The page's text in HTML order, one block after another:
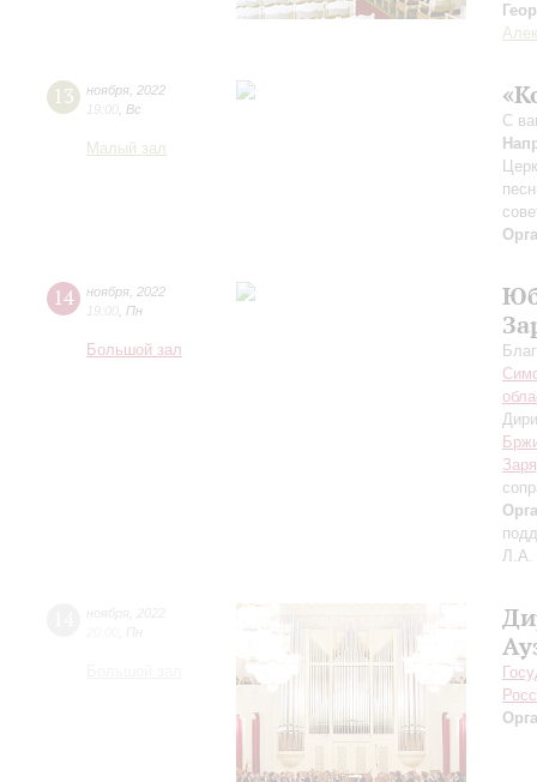
13 ноября 2022
19:00 Вс
Малый зал
С
14 ноября 2022
19:00 Пн
Большой зал
Л.А.